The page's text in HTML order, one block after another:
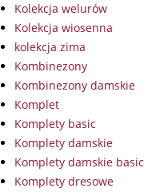
Kolekcja welurów
Kolekcja wiosenna
kolekcja zima
Kombinezony
Kombinezony damskie
Komplet
Komplety basic
Komplety damskie
Komplety damskie basic
Komplety dresowe